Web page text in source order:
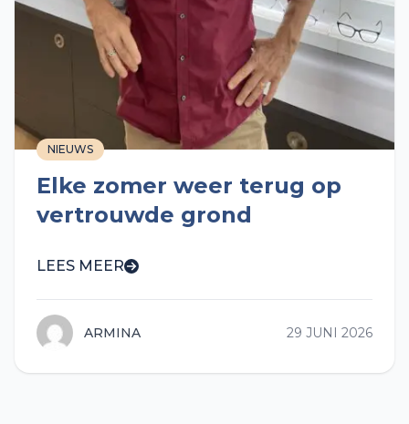
NIEUWS
Elke zomer weer terug op
vertrouwde grond
LEES MEER
ARMINA 29 JUNI 2026